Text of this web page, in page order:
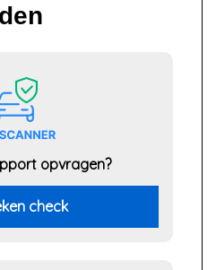
opvragen?
check